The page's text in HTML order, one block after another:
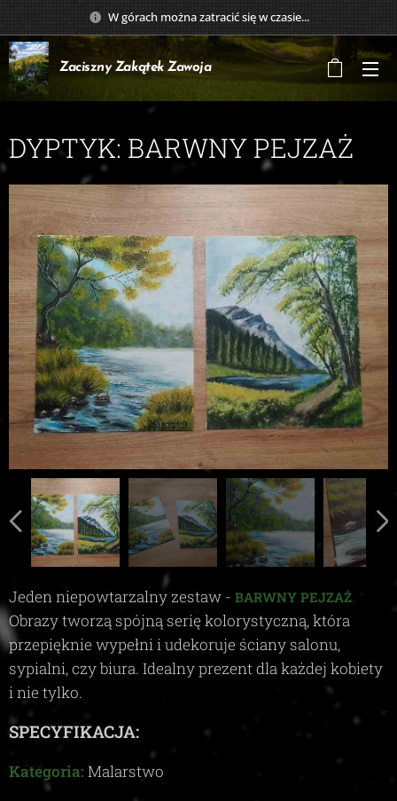
W górach można zatracić się w czasie...
Zaciszny Zakątek Zawoja
DYPTYK: BARWNY PEJZAŻ
Jeden niepowtarzalny zestaw - BARWNY PEJZAŻ.
Obrazy tworzą spójną serię kolorystyczną, która
przepięknie wypełni i udekoruje ściany salonu,
sypialni, czy biura. Idealny prezent dla każdej kobiety
i nie tylko.
SPECYFIKACJA:
Kategoria: Malarstwo